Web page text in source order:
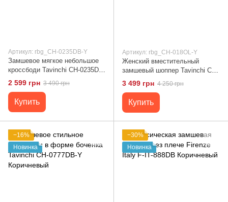
Артикул: rbg_CH-0235DB-Y
Замшевое мягкое небольшое
кроссбоди Tavinchi CH-0235DB-
Y Коричневый
2 599 грн 3 490 грн
Купить
Артикул: rbg_CH-018OL-Y
Женский вместительный
замшевый шоппер Tavinchi CH-
018OL-Y олива
3 499 грн 4 250 грн
Купить
−16%
Новинка
−30%
Новинка